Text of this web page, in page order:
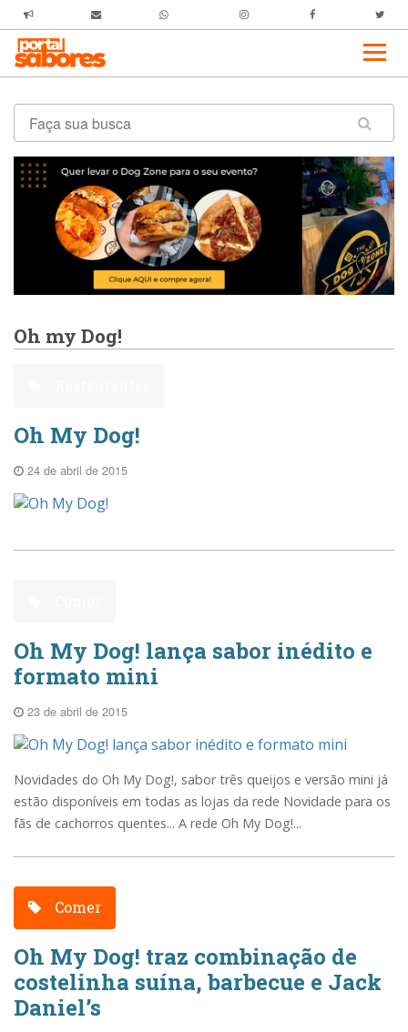
Oh my Dog!
Oh My Dog!
24 de abril de 2015
Oh My Dog! lança sabor inédito e
formato mini
23 de abril de 2015
Novidades do Oh My Dog!, sabor três queijos e versão mini já
estão disponíveis em todas as lojas da rede Novidade para os
fãs de cachorros quentes... A rede Oh My Dog!...
Comer
Oh My Dog! traz combinação de
costelinha suína, barbecue e Jack
Daniel’s